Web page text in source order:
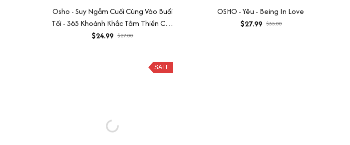
Osho - Suy Ngẫm Cuối Cùng Vào Buổi
Tối - 365 Khoảnh Khắc Tâm Thiền Cho
Đêm Tỉnh Thức
$24.99 $27.00
OSHO - Yêu - Being In Love
$27.99 $35.00
SALE